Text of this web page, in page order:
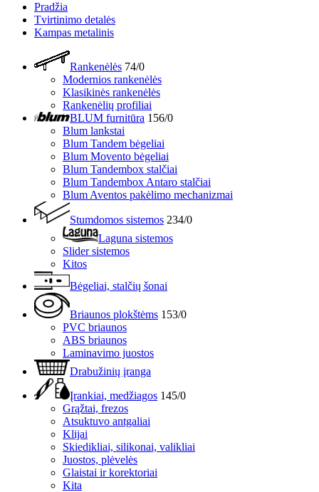
Pradžia
Tvirtinimo detalės
Kampas metalinis
Rankenėlės 74/0
Modernios rankenėlės
Klasikinės rankenėlės
Rankenėlių profiliai
BLUM furnitūra 156/0
Blum lankstai
Blum Tandem bėgeliai
Blum Movento bėgeliai
Blum Tandembox stalčiai
Blum Tandembox Antaro stalčiai
Blum Aventos pakėlimo mechanizmai
Stumdomos sistemos 234/0
Laguna sistemos
Slider sistemos
Kitos
Bėgeliai, stalčių šonai
Briaunos plokštėms 153/0
PVC briaunos
ABS briaunos
Laminavimo juostos
Drabužinių įranga
Įrankiai, medžiagos 145/0
Grąžtai, frezos
Atsuktuvo antgaliai
Klijai
Skiedikliai, silikonai, valikliai
Juostos, plėvelės
Glaistai ir korektoriai
Kita